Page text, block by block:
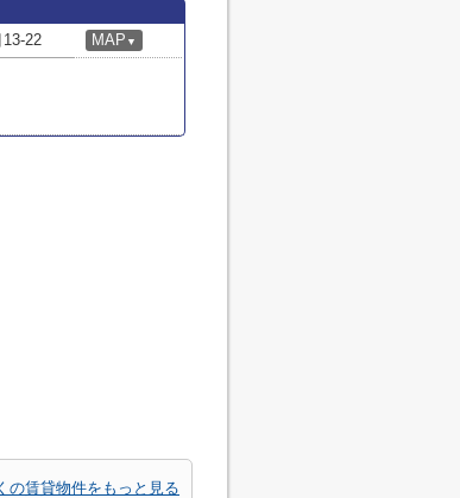
22 MAP ▼
の賃貸物件をもっと見る